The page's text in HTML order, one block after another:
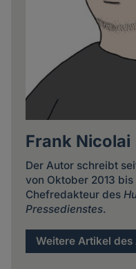
Frank Nicolai
Der Autor schreibt
von Oktober 2013
Chefredakteur des
Pressedienstes.
Weitere Artikel des